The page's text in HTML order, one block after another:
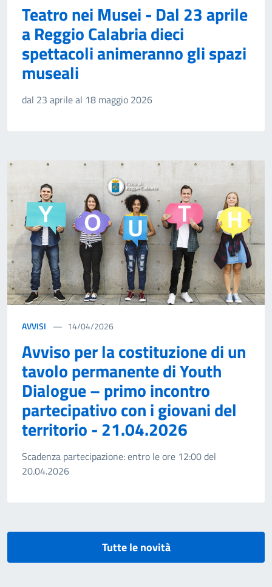
Teatro nei Musei - Dal 23 aprile
a Reggio Calabria dieci
spettacoli animeranno gli spazi
museali
dal 23 aprile al 18 maggio 2026
AVVISI 14/04/2026
Avviso per la costituzione di un
tavolo permanente di Youth
Dialogue – primo incontro
partecipativo con i giovani del
territorio - 21.04.2026
Scadenza partecipazione: entro le ore 12:00 del
20.04.2026
Tutte le novità